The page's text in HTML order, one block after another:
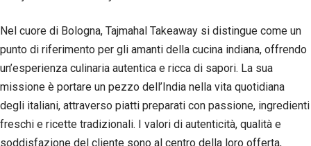
Nel cuore di Bologna, Tajmahal Takeaway si distingue come un
punto di riferimento per gli amanti della cucina indiana, offrendo
un’esperienza culinaria autentica e ricca di sapori. La sua
missione è portare un pezzo dell’India nella vita quotidiana
degli italiani, attraverso piatti preparati con passione, ingredienti
freschi e ricette tradizionali. I valori di autenticità, qualità e
soddisfazione del cliente sono al centro della loro offerta,